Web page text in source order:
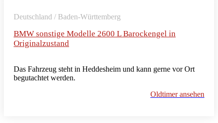
Deutschland / Baden-Württemberg
BMW sonstige Modelle 2600 L Barockengel in
Originalzustand
Das Fahrzeug steht in Heddesheim und kann gerne vor Ort
begutachtet werden.
Oldtimer ansehen